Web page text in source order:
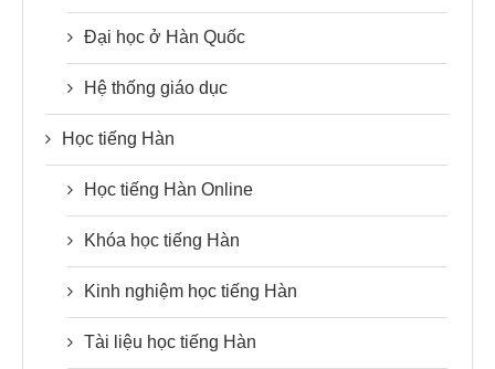
Đại học ở Hàn Quốc
Hệ thống giáo dục
Học tiếng Hàn
Học tiếng Hàn Online
Khóa học tiếng Hàn
Kinh nghiệm học tiếng Hàn
Tài liệu học tiếng Hàn